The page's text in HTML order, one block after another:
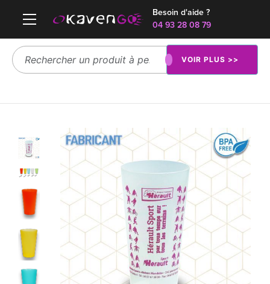
Besoin d'aide ?
04 93 28 08 79
VOIR PLUS >>